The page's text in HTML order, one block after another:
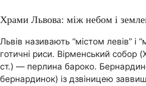
Храми Львова: між небом і
Львів називають “містом левів”
готичні риси. Вірменський собор
ст.) — перлина бароко.
бернардинок) із дзвіницею